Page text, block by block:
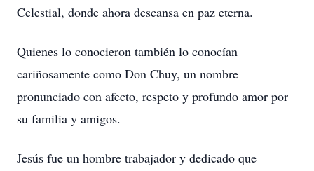
Celestial, donde ahora descansa en paz eterna.
Quienes lo conocieron también lo conocían
cariñosamente como Don Chuy, un nombre
pronunciado con afecto, respeto y profundo amor por
su familia y amigos.
Jesús fue un hombre trabajador y dedicado que